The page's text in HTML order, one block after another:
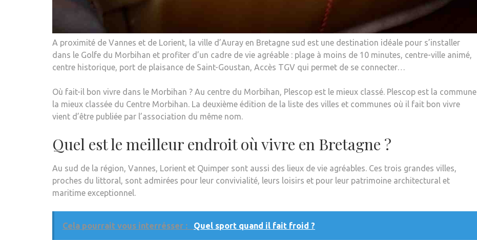
A proximité de Vannes et de Lorient, la ville d’Auray en Bretagne sud est une destination idéale pour s’installer
dans le Golfe du Morbihan et profiter d’un cadre de vie agréable : plage à moins de 10 minutes, centre-ville animé,
centre historique, port de plaisance de Saint-Goustan, Accès TGV qui permet de se connecter…
Où fait-il bon vivre dans le Morbihan ? Au centre du Morbihan, Plescop est le mieux classé. Plescop est la commune
la mieux classée du Centre Morbihan. La deuxième édition de la liste des villes et communes où il fait bon vivre
vient d’être publiée par l’association du même nom.
Quel est le meilleur endroit où vivre en Bretagne ?
Au sud de la région, Vannes, Lorient et Quimper sont aussi des lieux de vie agréables. Ces trois grandes villes,
proches du littoral, sont admirées pour leur convivialité, leurs loisirs et pour leur patrimoine architectural et
maritime exceptionnel.
Cela pourrait vous interrésser : Quel sport quand il fait froid ?